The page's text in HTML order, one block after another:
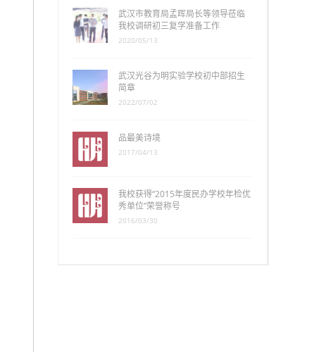
武汉市教育局孟晖局长等领导莅临
我校调研初三复学准备工作
2020/05/13
武汉光谷为明实验学校初中部招生
简章
2022/07/02
品最美诗境
2017/04/13
我校获得“2015年度民办学校年检优
秀单位”荣誉称号
2016/03/30